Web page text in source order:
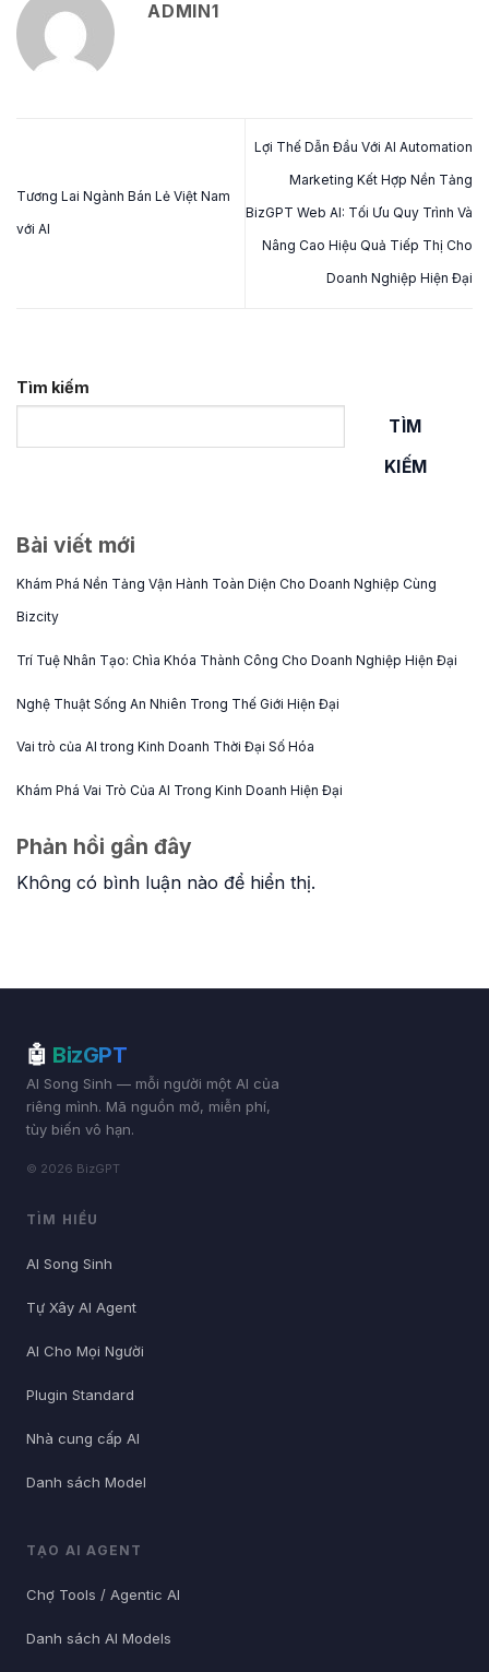
ADMIN1
Tương Lai Ngành Bán Lẻ Việt Nam
với AI
Lợi Thế Dẫn Đầu Với AI Automation
Marketing Kết Hợp Nền Tảng
BizGPT Web AI: Tối Ưu Quy Trình Và
Nâng Cao Hiệu Quả Tiếp Thị Cho
Doanh Nghiệp Hiện Đại
Tìm kiếm
TÌM
KIẾM
Bài viết mới
Khám Phá Nền Tảng Vận Hành Toàn Diện Cho Doanh Nghiệp Cùng
Bizcity
Trí Tuệ Nhân Tạo: Chìa Khóa Thành Công Cho Doanh Nghiệp Hiện Đại
Nghệ Thuật Sống An Nhiên Trong Thế Giới Hiện Đại
Vai trò của AI trong Kinh Doanh Thời Đại Số Hóa
Khám Phá Vai Trò Của AI Trong Kinh Doanh Hiện Đại
Phản hồi gần đây
Không có bình luận nào để hiển thị.
🤖 BizGPT
AI Song Sinh — mỗi người một AI của
riêng mình. Mã nguồn mở, miễn phí,
tùy biến vô hạn.
© 2026 BizGPT
TÌM HIỂU
AI Song Sinh
Tự Xây AI Agent
AI Cho Mọi Người
Plugin Standard
Nhà cung cấp AI
Danh sách Model
TẠO AI AGENT
Chợ Tools / Agentic AI
Danh sách AI Models